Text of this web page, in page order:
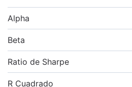
Alpha
Beta
Ratio de Sharpe
R Cuadrado